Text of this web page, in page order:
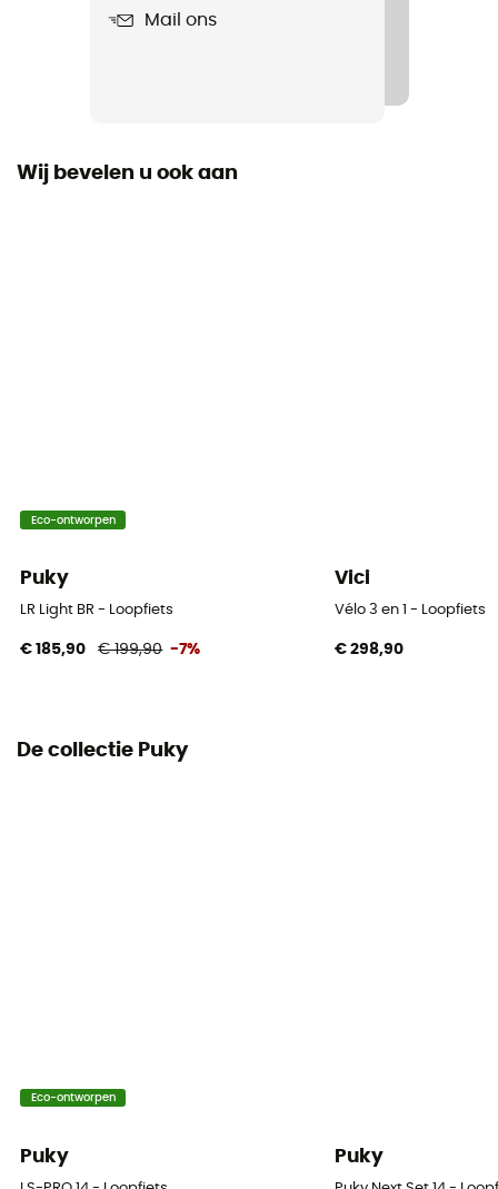
Mail ons
Wij bevelen u ook aan
Eco-ontworpen
Puky
LR Light BR - Loopfiets
€ 185,90 € 199,90 -7%
Vici
Vélo 3 en 1 - Loopfiets
€ 298,90
De collectie Puky
Eco-ontworpen
Puky Puky